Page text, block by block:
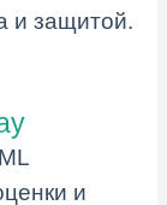
и защитой.
и